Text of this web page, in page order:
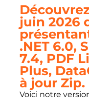
juin 2026
.NET 6.0,
7.4, PDF
Plus,
à jour Zip.
Voici notre